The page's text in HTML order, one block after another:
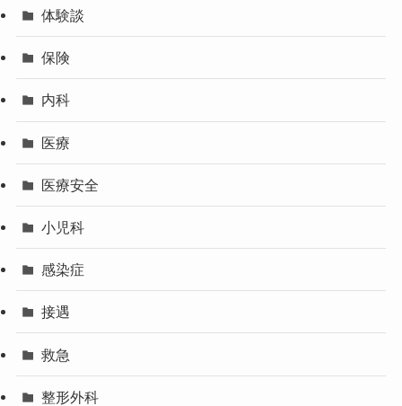
体験談
保険
内科
医療
医療安全
小児科
感染症
接遇
救急
整形外科